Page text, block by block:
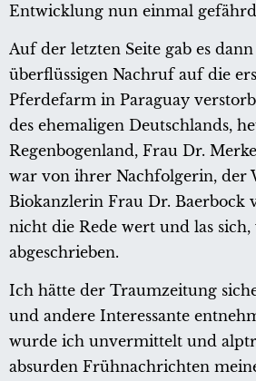
Entwicklung nun einmal
Auf der letzten Seite gab es
überflüssigen Nachruf auf die
Pferdefarm in Paraguay
des ehemaligen Deutschlands,
Regenbogenland, Frau Dr.
war von ihrer Nachfolgerin, der
Biokanzlerin Frau Dr. Baerbock
nicht die Rede wert und las
abgeschrieben.
Ich hätte der Traumzeitung
und andere Interessante
wurde ich unvermittelt und
absurden Frühnachrichten